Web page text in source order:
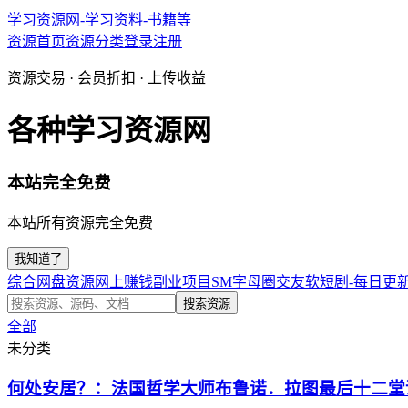
学习资源网-学习资料-书籍等
资源首页资源分类登录注册
资源交易 · 会员折扣 · 上传收益
各种学习资源网
本站完全免费
本站所有资源完全免费
我知道了
综合网盘资源 网上赚钱副业项目 SM字母圈交友软短剧-每日更
搜索资源
全部
未分类
何处安居？：法国哲学大师布鲁诺．拉图最后十二